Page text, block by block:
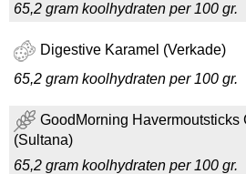
65,2 gram koolhydraten per 100 gr.
Digestive Karamel (Verkade)
65,2 gram koolhydraten per 100 gr.
GoodMorning Havermoutsticks
(Sultana)
65,2 gram koolhydraten per 100 gr.